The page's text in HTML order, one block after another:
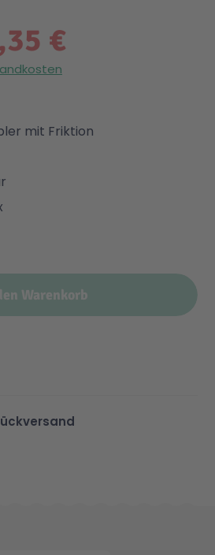
€
mit Friktion
Warenkorb